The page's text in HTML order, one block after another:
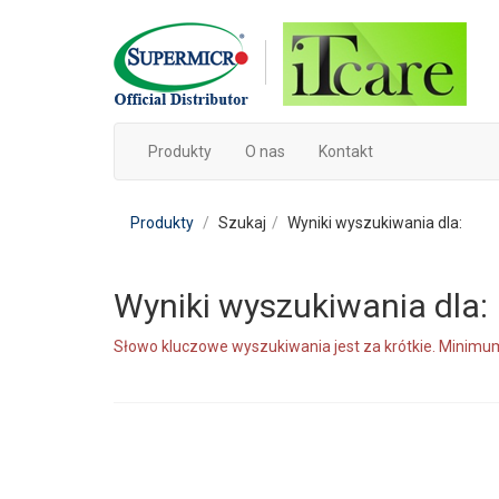
Produkty O nas Kontakt
Produkty Szukaj Wyniki wyszukiwania dla:
Wyniki wyszukiwania dla:
Słowo kluczowe wyszukiwania jest za krótkie.